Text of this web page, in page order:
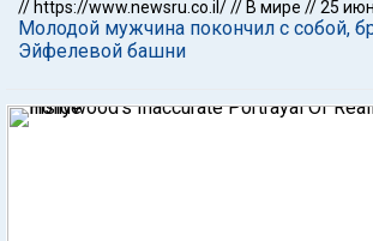
// https://www.newsru.co.il/// В мире //25
Молодой мужчина покончил с собой,
Эйфелевой башни